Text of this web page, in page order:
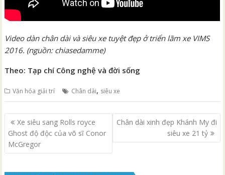
Video dàn chân dài và siêu xe tuyệt đẹp ở triển lãm xe VIMS
2016. (nguồn: chiasedamme)
Theo: Tạp chí Công nghệ và đời sống
Văn hóa giải trí Chân dài, siêu xe
Điều
hướng
bài
viết
Xe siêu sang Rolls royce
Ghost độ độc của võ sĩ Conor
McGregor
Chân dài xinh đẹp Khánh My đi
siêu xe 21 tỷ